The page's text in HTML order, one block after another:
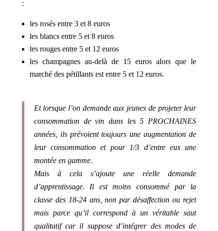
:
les rosés entre 3 et 8 euros
les blancs entre 5 et 8 euros
les rouges entre 5 et 12 euros
les champagnes au-delà de 15 euros alors que le
marché des pétillants est entre 5 et 12 euros.
Et lorsque l’on demande aux jeunes de projeter leur
consommation de vin dans les 5 PROCHAINES
années, ils prévoient toujours une augmentation de
leur consommation et pour 1/3 d’entre eux une
montée en gamme.
Mais à cela s’ajoute une réelle demande
d’apprentissage. Il est moins consommé par la
classe des 18-24 ans, non par désaffection ou rejet
mais parce qu’il correspond à un véritable saut
qualitatif car il suppose d’intégrer des modes de